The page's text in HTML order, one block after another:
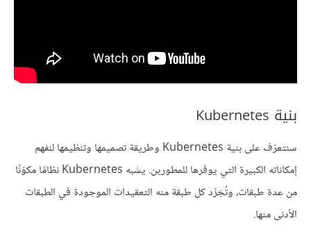
بنية Kubernetes
سنتعرّف على بنية Kubernetes وطريقة تصميمها وتنظيمها لنفهم
إمكاناته الكبيرة التي يوفرها للمطورين. يشبه Kubernetes نظامًا مكوّنًا
من عدة طبقات، وتُجَرِّد كل طبقة منه التعقيدات الموجودة في الطبقات
الأدنى منها.